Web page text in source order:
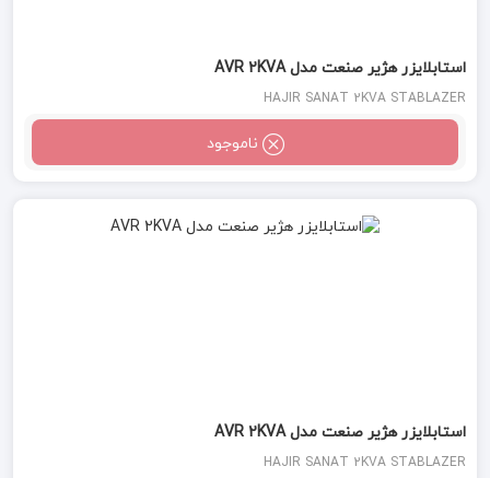
استابلایزر هژیر صنعت مدل AVR 2KVA
HAJIR SANAT 2KVA STABLAZER
ناموجود
استابلایزر هژیر صنعت مدل AVR 2KVA
HAJIR SANAT 2KVA STABLAZER